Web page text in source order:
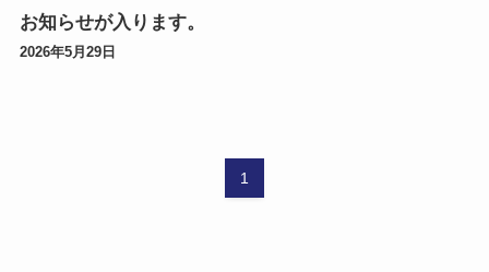
お知らせが入ります。
2026年5月29日
1